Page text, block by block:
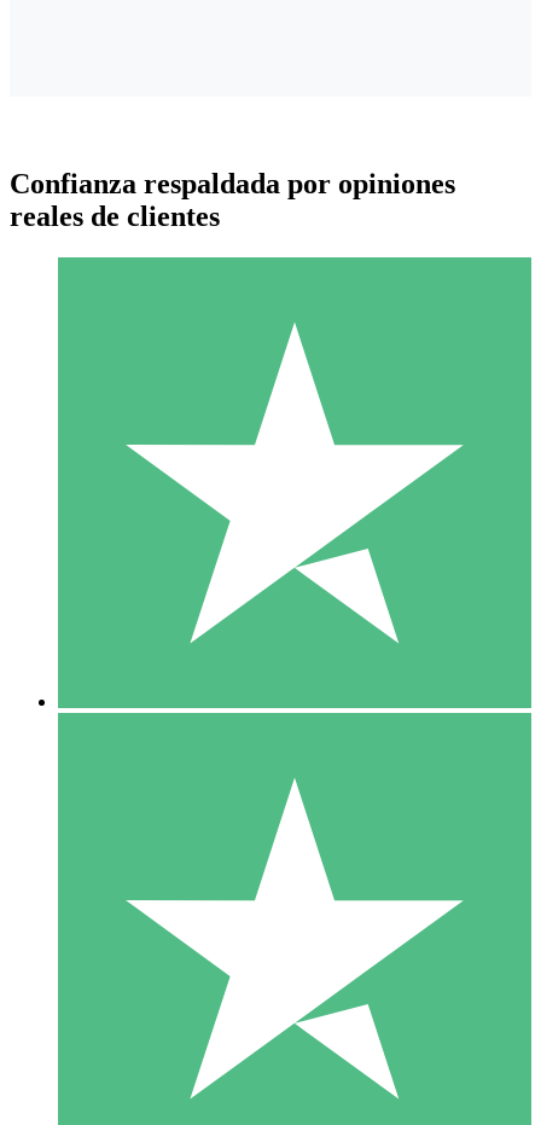
Paquetes de Créditos Individuales
Paga según el uso con créditos de descarga. Sin compromiso
10 00
10 Descargas
20 00
Confianza respaldada por opiniones
reales de clientes